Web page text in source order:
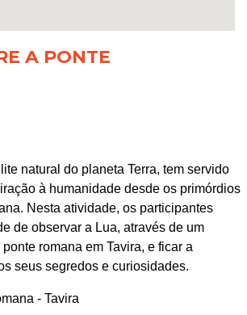
A PONTE
natural do planeta Terra, tem servido
à humanidade desde os primórdios
Nesta atividade, os participantes
de observar a Lua, através de um
romana em Tavira, e ficar a
seus segredos e curiosidades.
- Tavira